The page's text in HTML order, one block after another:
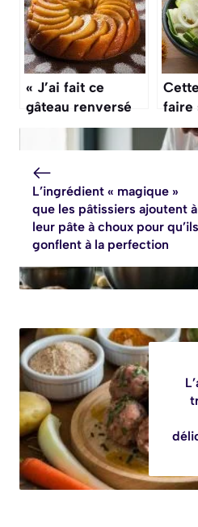
ce que vous avez
au frigo
« J’ai fait ce
gâteau renversé
aux coings, c’est
préparer mais le
résultat est
spectaculaire »
faire
zéro
L’ingrédient « magique »
que les pâtissiers ajoutent à
leur pâte à choux pour qu’ils
gonflent à la perfection